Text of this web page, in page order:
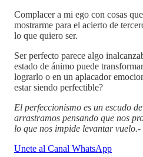
Complacer a mi ego con cosas
mostrarme para el acierto de
lo que quiero ser.
Ser perfecto parece algo
estado de ánimo puede
lograrlo o en un aplacador
estar siendo perfectible?
El perfeccionismo es un escudo
arrastramos pensando que nos
lo que nos impide levantar
Unete al Canal WhatsApp